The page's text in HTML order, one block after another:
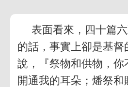
表面看來，四十篇
的話，事實上卻是基督
說，『祭物和供物，你
開通我的耳朵；燔祭